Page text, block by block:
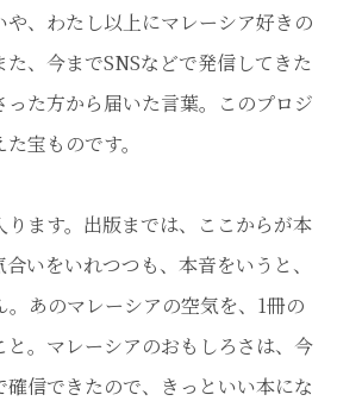
、わたし以上にマレーシア好きの
、今までSNSなどで発信してきた
た方から届いた言葉。このプロジ
宝ものです。
ります。出版までは、ここからが本
いをいれつつも、本音をいうと、
あのマレーシアの空気を、1冊の
。マレーシアのおもしろさは、今
信できたので、きっといい本にな